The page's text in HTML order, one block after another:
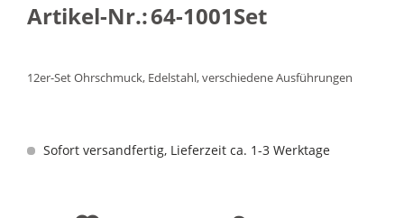
Artikel-Nr.:64-1001Set
12er-Set Ohrschmuck, Edelstahl, verschiedene Ausführungen
Sofort versandfertig, Lieferzeit ca. 1-3 Werktage